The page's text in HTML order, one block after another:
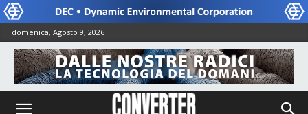
domenica, Agosto 9, 2026